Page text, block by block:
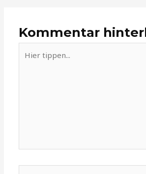
Kommentar
tippen...